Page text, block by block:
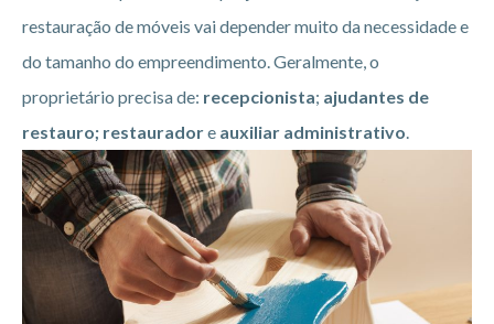
restauração de móveis vai depender muito da necessidade e
do tamanho do empreendimento. Geralmente, o
proprietário precisa de: recepcionista; ajudantes de
restauro; restauradore auxiliar administrativo